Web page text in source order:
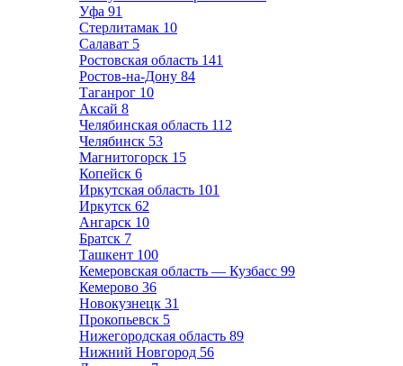
Уфа 91
Стерлитамак 10
Салават 5
Ростовская область 141
Ростов-на-Дону 84
Таганрог 10
Аксай 8
Челябинская область 112
Челябинск 53
Магнитогорск 15
Копейск 6
Иркутская область 101
Иркутск 62
Ангарск 10
Братск 7
Ташкент 100
Кемеровская область — Кузбасс 99
Кемерово 36
Новокузнецк 31
Прокопьевск 5
Нижегородская область 89
Нижний Новгород 56